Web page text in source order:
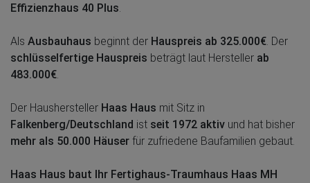
Effizienzhaus 40 Plus
Als Ausbauhaus beginnt der Hauspreis ab 325.000€ . Der
schlüsselfertige Hauspreis beträgt laut Hersteller ab
483.000€
Der Haushersteller Haas Haus mit Sitz in
Falkenberg/Deutschland ist seit 1972 aktiv und hat bisher
mehr als 50.000 Häuser für zufriedene Baufamilien gebaut.
Haas Haus baut Ihr Fertighaus-Traumhaus Haas MH